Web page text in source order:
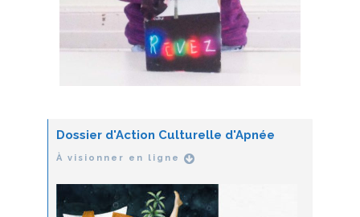
Dossier d'Action Culturelle d'Apnée
À visionner en ligne